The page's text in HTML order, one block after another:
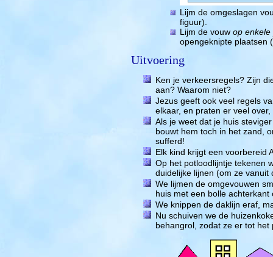
Lijm de omgeslagen
figuur).
Lijm de vouw op enkele
opengeknipte plaatsen
Uitvoering
Ken je verkeersregels? Zijn
aan? Waarom niet?
Jezus geeft ook veel regels
elkaar, en praten er veel
Als je weet dat je huis
bouwt hem toch in het zand,
sufferd!
Elk kind krijgt een voorbereid
Op het potloodlijntje tekenen
duidelijke lijnen (om ze
We lijmen de omgevouwen
huis met een bolle achterkant
We knippen de daklijn eraf,
Nu schuiven we de
behangrol, zodat ze er tot het